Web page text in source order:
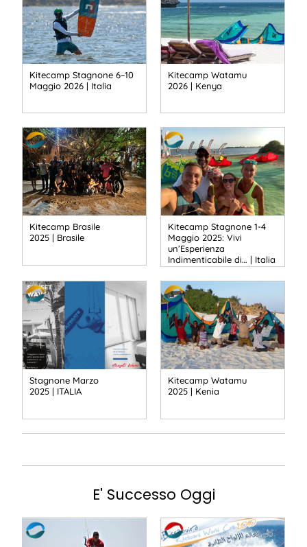
Kitecamp Stagnone 6–10
Maggio 2026 | Italia
Kitecamp Watamu
2026 | Kenya
Kitecamp Brasile
2025 | Brasile
Kitecamp Stagnone 1-4
Maggio 2025: Vivi
un’Esperienza
Indimenticabile di… | Italia
Stagnone Marzo
2025 | ITALIA
Kitecamp Watamu
2025 | Kenia
E' Successo Oggi